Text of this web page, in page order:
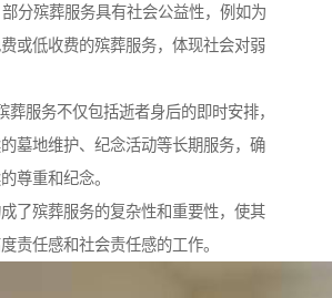
分殡葬服务具有社会公益性，例如为
或低收费的殡葬服务，体现社会对弱
葬服务不仅包括逝者身后的即时安排，
墓地维护、纪念活动等长期服务，确
尊重和纪念。
了殡葬服务的复杂性和重要性，使其
责任感和社会责任感的工作。